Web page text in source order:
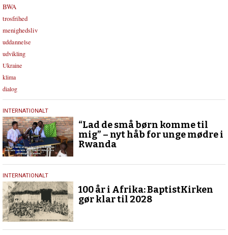
BWA
trosfrihed
menighedsliv
uddannelse
udvikling
Ukraine
klima
dialog
19.
marts
2026
INTERNATIONALT
“Lad de små børn komme til
mig” – nyt håb for unge mødre i
Rwanda
20.
januar
2026
INTERNATIONALT
100 år i Afrika: BaptistKirken
gør klar til 2028